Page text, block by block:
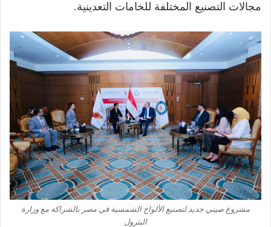
مجالات التصنيع المختلفة للخامات التعدينية.
مشروع صيني جديد لتصنيع الألواح الشمسية في مصر بالشراكة مع وزارة
البترول